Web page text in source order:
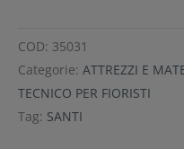
COD: 35031
Categorie: ATTREZZI E
TECNICO PER FIORISTI
Tag: SANTI